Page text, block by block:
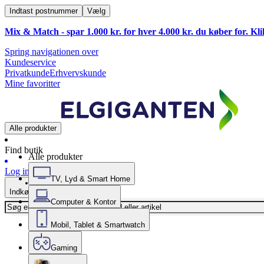
Indtast postnummer Vælg
Mix & Match - spar 1.000 kr. for hver 4.000 kr. du køber for.
Spring navigationen over
Kundeservice
PrivatkundeErhvervskunde
Mine favoritter
Alle produkter
Find butik
Log ind
Indkøbskurv
Alle produkter
TV, Lyd & Smart Home
Computer & Kontor
Mobil, Tablet & Smartwatch
Gaming